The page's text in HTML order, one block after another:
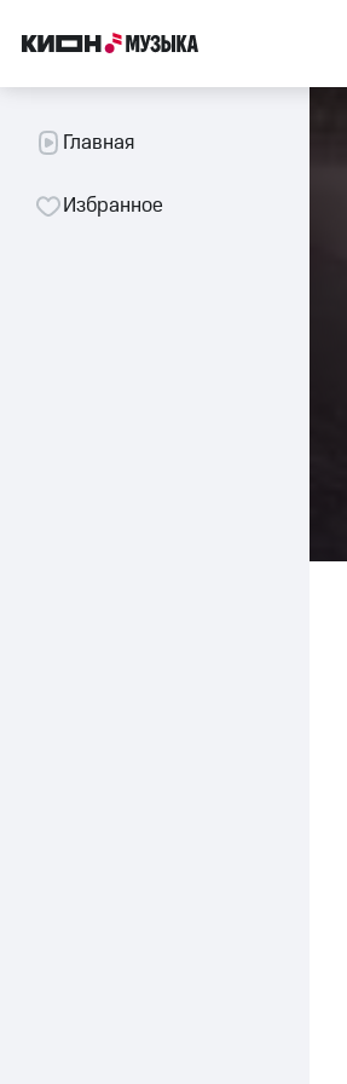
Главная
Избранное